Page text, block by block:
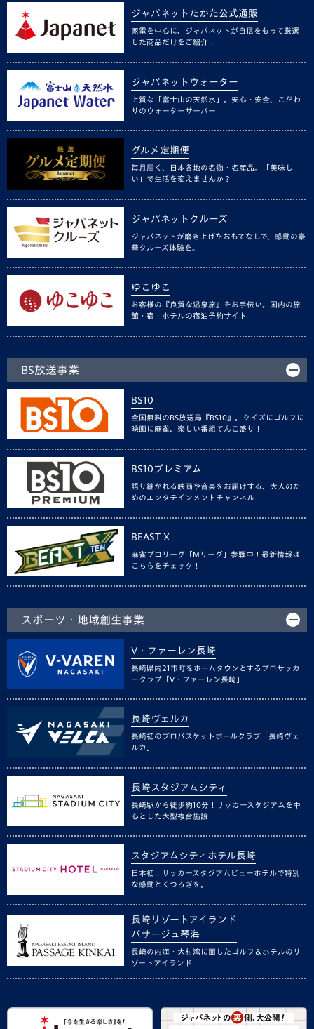
ジャパネットたかた公式通販
家電を中心に、ジャパネットが自信をもって厳選
した商品だけをご紹介！
ジャパネットウォーター
上質な「富士山の天然水」。安心・安全、こだわ
りのウォーターサーバー
グルメ定期便
毎月届く、日本各地の名物・名産品。「美味し
い」で生活を変えませんか？
ジャパネットクルーズ
ジャパネットが磨き上げたおもてなしで、感動の豪
華クルーズ体験を。
ゆこゆこ
お客様の『良質な温泉旅』をお手伝い。国内の旅
館・宿・ホテルの宿泊予約サイト
BS放送事業
BS10
全国無料のBS放送局『BS10』。クイズにゴルフに
映画に麻雀、楽しい番組てんこ盛り！
BS10プレミアム
語り継がれる映画や音楽をお届けする、大人のた
めのエンタテインメントチャンネル
BEAST X
麻雀プロリーグ「Mリーグ」参戦中！最新情報は
こちらをチェック！
スポーツ・地域創生事業
V・ファーレン長崎
長崎県内21市町をホームタウンとするプロサッカ
ークラブ「V・ファーレン長崎」
長崎ヴェルカ
長崎初のプロバスケットボールクラブ「長崎ヴェ
ルカ」
長崎スタジアムシティ
長崎駅から徒歩約10分！サッカースタジアムを中
心とした大型複合施設
スタジアムシティホテル長崎
日本初！サッカースタジアムビューホテルで特別
な感動とくつろぎを。
長崎リゾートアイランド
パサージュ琴海
長崎の内海・大村湾に面したゴルフ＆ホテルのリ
ゾートアイランド